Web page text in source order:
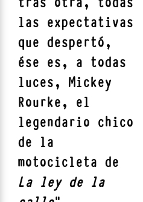
las expectativas
que despertó,
ése es, a todas
luces, Mickey
Rourke, el
legendario chico
de la
motocicleta de
La ley de la